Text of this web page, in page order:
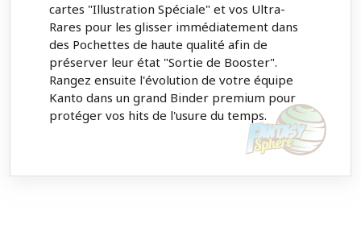
cartes "Illustration Spéciale" et vos Ultra-
Rares pour les glisser immédiatement dans
des Pochettes de haute qualité afin de
préserver leur état "Sortie de Booster".
Rangez ensuite l'évolution de votre équipe
Kanto dans un grand Binder premium pour
protéger vos hits de l'usure du temps.